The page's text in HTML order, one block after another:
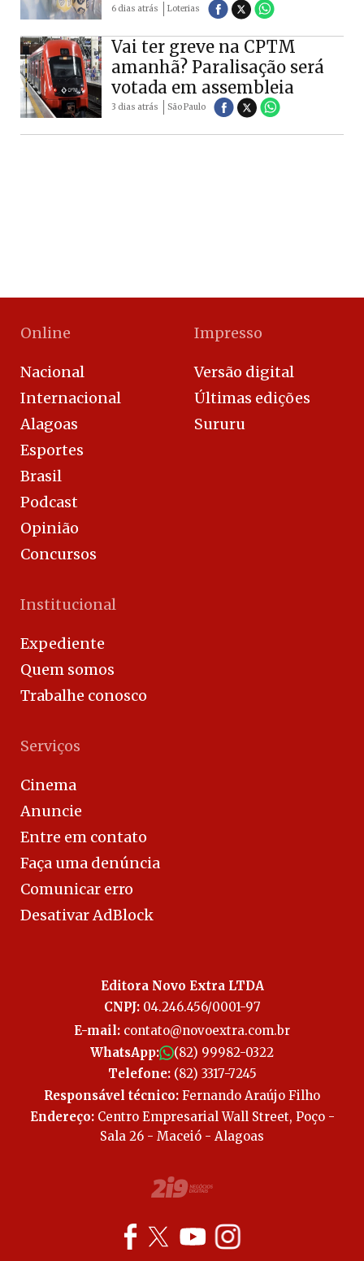
6 dias atrás Loterias
Vai ter greve na CPTM
amanhã? Paralisação será
votada em assembleia
3 dias atrás São Paulo
Online
Nacional
Internacional
Alagoas
Esportes
Brasil
Podcast
Opinião
Concursos
Impresso
Versão digital
Últimas edições
Sururu
Institucional
Expediente
Quem somos
Trabalhe conosco
Serviços
Cinema
Anuncie
Entre em contato
Faça uma denúncia
Comunicar erro
Desativar AdBlock
Editora Novo Extra LTDA
CNPJ:04.246.456/0001-97
E-mail: contato@novoextra.com.br
WhatsApp:
(82) 99982-0322
Telefone:(82) 3317-7245
Responsável técnico: Fernando Araújo Filho
Endereço:Centro Empresarial Wall Street, Poço -
Sala 26 - Maceió - Alagoas